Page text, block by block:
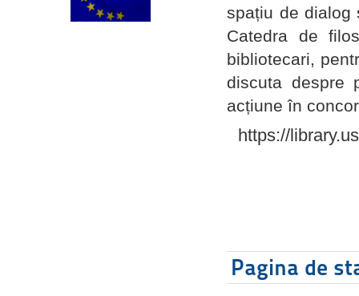
spațiu de dialog
Catedra de
bibliotecari,
discuta despre
acțiune în
https://
Pagina de